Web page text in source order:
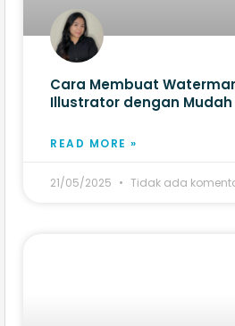
Cara Membuat
Illustrator​ dengan Mudah
READ MORE »
21/05/2025 Tidak ada